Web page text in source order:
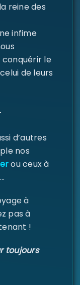
reine des
infime
conquérir le
de leurs
d’autres
nos
ou ceux à
…
à
pas à
!
toujours